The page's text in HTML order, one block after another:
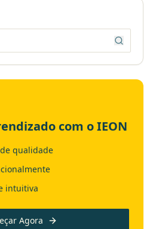
com o IEON
qualidade
intuitiva
Agora